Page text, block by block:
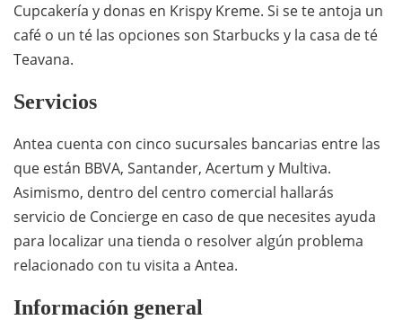
Cupcakería y donas en Krispy Kreme. Si se te antoja un
café o un té las opciones son Starbucks y la casa de té
Teavana.
Servicios
Antea cuenta con cinco sucursales bancarias entre las
que están BBVA, Santander, Acertum y Multiva.
Asimismo, dentro del centro comercial hallarás
servicio de Concierge en caso de que necesites ayuda
para localizar una tienda o resolver algún problema
relacionado con tu visita a Antea.
Información general